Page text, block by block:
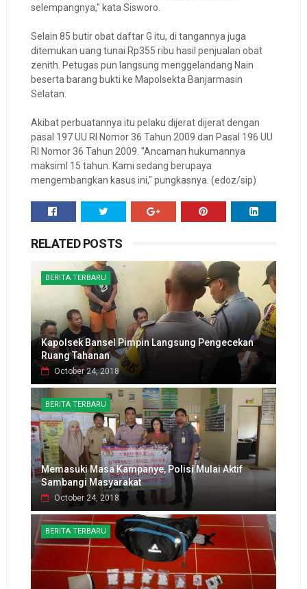
selempangnya," kata Sisworo.
Selain 85 butir obat daftar G itu, di tangannya juga
ditemukan uang tunai Rp355 ribu hasil penjualan obat
zenith. Petugas pun langsung menggelandang Nain
beserta barang bukti ke Mapolsekta Banjarmasin
Selatan.
Akibat perbuatannya itu pelaku dijerat dijerat dengan
pasal 197 UU RI Nomor 36 Tahun 2009 dan Pasal 196 UU
RI Nomor 36 Tahun 2009. "Ancaman hukumannya
maksiml 15 tahun. Kami sedang berupaya
mengembangkan kasus ini," pungkasnya. (edoz/sip)
RELATED POSTS
BERITA TERBARU
Kapolsek Bansel Pimpin Langsung Pengecekan
Ruang Tahanan
October 24, 2018
BERITA TERBARU
Memasuki Masa Kampanye, Polisi Mulai Aktif
Sambangi Masyarakat
October 24, 2018
BERITA TERBARU